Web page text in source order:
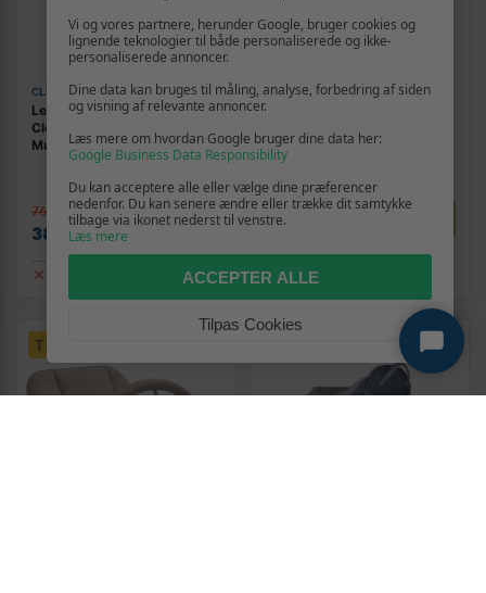
CLEMENTONI
Legetøjsstol med musik -
Clementoni Symphonic My
Music Chair, multifarvet
(Fransk)
760,-
389,- Vis
NENO
Skråstol til baby neno Nesso
1.144,-
739,-
Udsolgt
TILBUD
Vi og vores partnere, herunder Google, bruger cookies og
lignende teknologier til både personaliserede og ikke-
personaliserede annoncer.
Dine data kan bruges til måling, analyse, forbedring af siden
og visning af relevante annoncer.
Læs mere om hvordan Google bruger dine data her:
Google Business Data Responsibility
Du kan acceptere alle eller vælge dine præferencer
nedenfor. Du kan senere ændre eller trække dit samtykke
tilbage via ikonet nederst til venstre.
Læs mere
ACCEPTER ALLE
Tilpas Cookies